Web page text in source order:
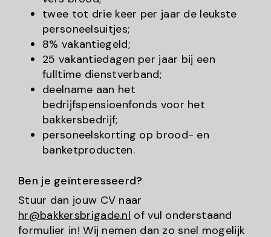
twee tot drie keer per jaar de leukste
personeelsuitjes;
8% vakantiegeld;
25 vakantiedagen per jaar bij een
fulltime dienstverband;
deelname aan het
bedrijfspensioenfonds voor het
bakkersbedrijf;
personeelskorting op brood- en
banketproducten.
Ben je geïnteresseerd?
Stuur dan jouw CV naar
hr@bakkersbrigade.nl of vul onderstaand
formulier in! Wij nemen dan zo snel mogelijk